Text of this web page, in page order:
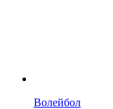
Волейбол